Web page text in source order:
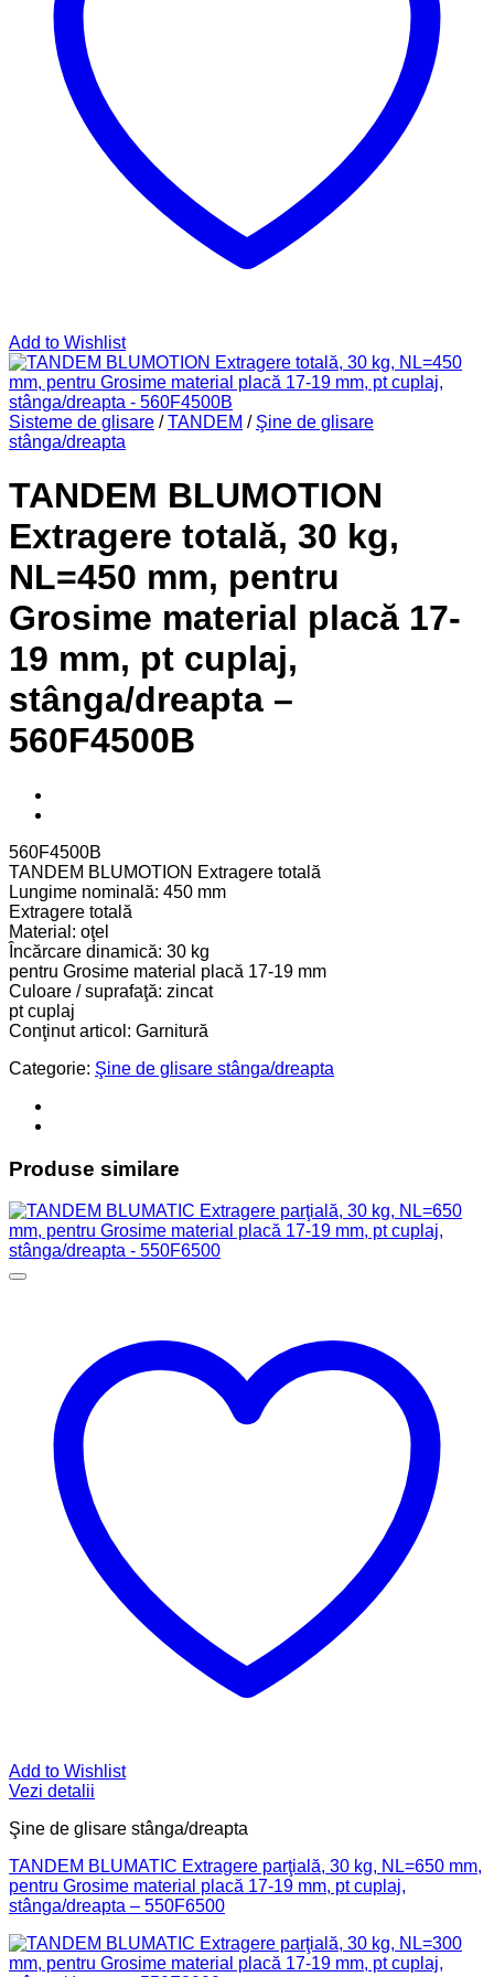
Add to Wishlist
Sisteme de glisare / TANDEM / Şine de glisare
stânga/dreapta
TANDEM BLUMOTION
Extragere totală, 30 kg,
NL=450 mm, pentru
Grosime material placă 17-
19 mm, pt cuplaj,
stânga/dreapta –
560F4500B
560F4500B
TANDEM BLUMOTION Extragere totală
Lungime nominală: 450 mm
Extragere totală
Material: oţel
Încărcare dinamică: 30 kg
pentru Grosime material placă 17-19 mm
Culoare / suprafaţă: zincat
pt cuplaj
Conţinut articol: Garnitură
Categorie: Şine de glisare stânga/dreapta
Produse similare
Add to Wishlist
Vezi detalii
Şine de glisare stânga/dreapta
TANDEM BLUMATIC Extragere parţială, 30 kg, NL=650 mm,
pentru Grosime material placă 17-19 mm, pt cuplaj,
stânga/dreapta – 550F6500